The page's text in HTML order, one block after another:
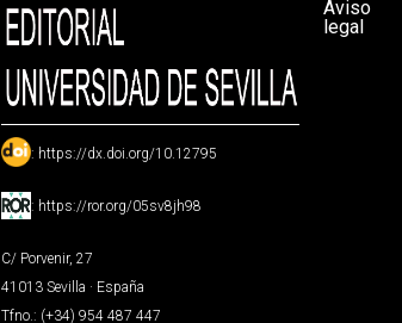
: https://dx.doi.org/10.12795
: https://ror.org/05sv8jh98
C/ Porvenir, 27
41013 Sevilla · España
Tfno.: (+34) 954 487 447
Aviso
legal